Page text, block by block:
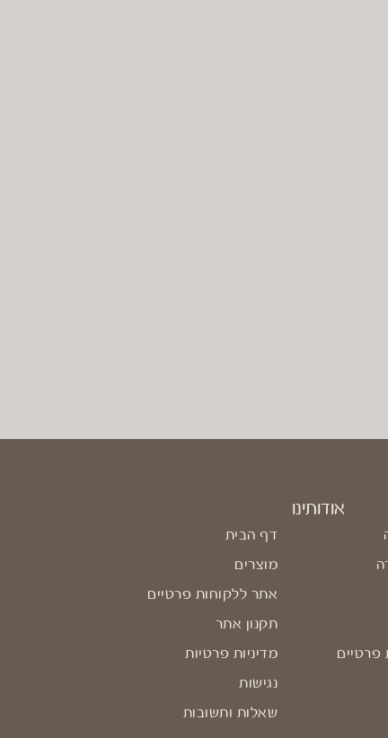
פרטיים
אודותינו
דף הבית
מוצרים
אתר ללקוחות פרטיים
תקנון אתר
מדיניות פרטיות
נגישות
שאלות ותשובות